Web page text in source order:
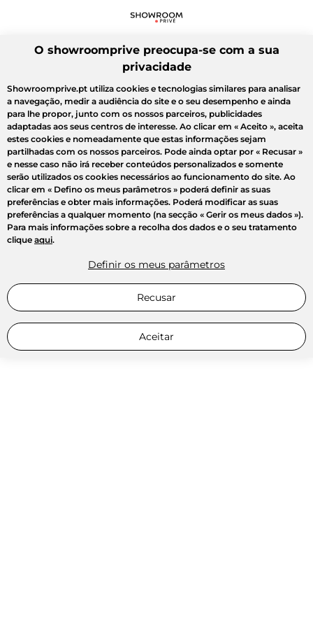
O showroomprive preocupa-se com a sua
privacidade
Showroomprive.pt utiliza cookies e tecnologias similares para analisar
a navegação, medir a audiência do site e o seu desempenho e ainda
para lhe propor, junto com os nossos parceiros, publicidades
adaptadas aos seus centros de interesse. Ao clicar em « Aceito », aceita
estes cookies e nomeadamente que estas informações sejam
partilhadas com os nossos parceiros. Pode ainda optar por « Recusar »
e nesse caso não irá receber conteúdos personalizados e somente
serão utilizados os cookies necessários ao funcionamento do site. Ao
clicar em « Defino os meus parâmetros » poderá definir as suas
preferências e obter mais informações. Poderá modificar as suas
preferências a qualquer momento (na secção « Gerir os meus dados »).
Para mais informações sobre a recolha dos dados e o seu tratamento
clique aqui.
Definir os meus parâmetros
Recusar
Aceitar